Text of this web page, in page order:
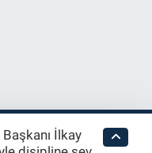
İlkay